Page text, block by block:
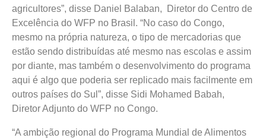
agricultores”, disse Daniel Balaban, Diretor do Centro de
Excelência do WFP no Brasil. “No caso do Congo,
mesmo na própria natureza, o tipo de mercadorias que
estão sendo distribuídas até mesmo nas escolas e assim
por diante, mas também o desenvolvimento do programa
aqui é algo que poderia ser replicado mais facilmente em
outros países do Sul”, disse Sidi Mohamed Babah,
Diretor Adjunto do WFP no Congo.
“A ambição regional do Programa Mundial de Alimentos